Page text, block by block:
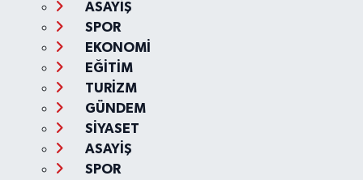
ASAYİŞ
SPOR
EKONOMİ
EĞİTİM
TURİZM
GÜNDEM
SİYASET
ASAYİŞ
SPOR